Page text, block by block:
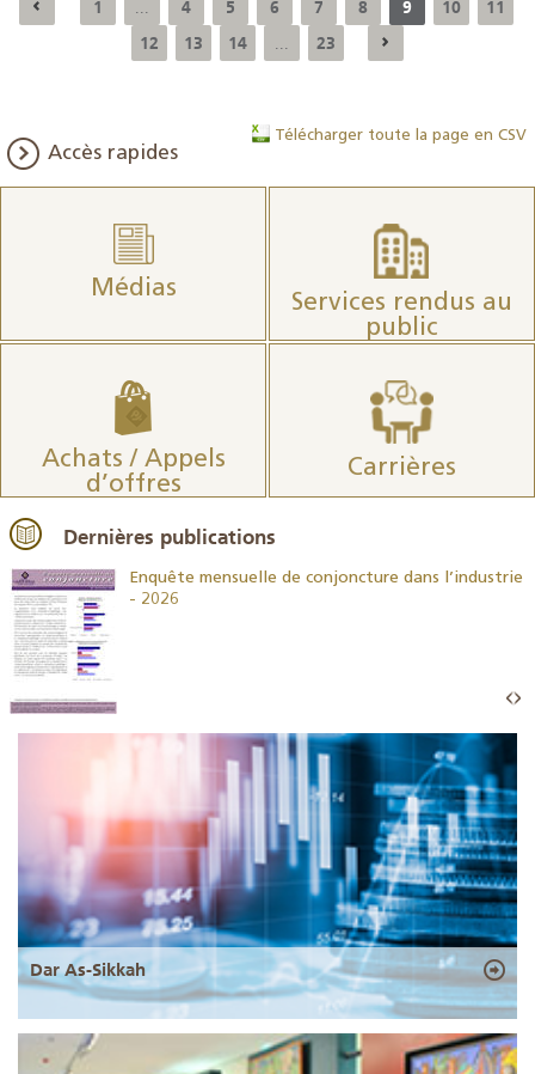
1 4 5 6 7 8 9 10
11
12
13 14 23
Télécharger toute la page en CSV
Accès rapides
Médias
Services rendus au
public
Achats / Appels
d’offres
Carrières
Dernières publications
Enquête mensuelle de conjoncture dans l’industrie
- 2026
Dar As-Sikkah